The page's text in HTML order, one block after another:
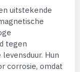
uitstekende
tegen
Hun
corrosie, omdat